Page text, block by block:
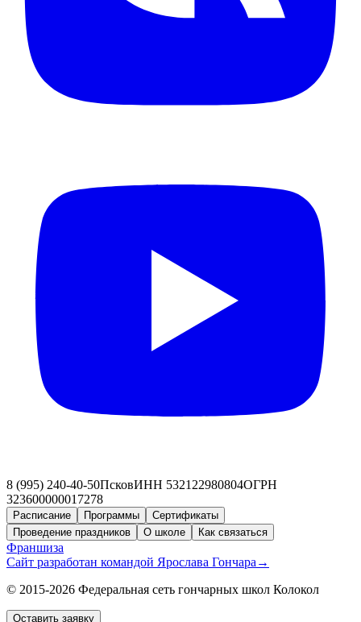
8 (995) 240-40-50ПсковИНН 532122980804ОГРН
323600000017278
Расписание Программы
Сертификаты
Проведение праздников
О школе Как связаться
Франшиза
Сайт разработан командой Ярослава Гончара →
© 2015-2026 Федеральная сеть гончарных школ Колокол
Оставить заявку